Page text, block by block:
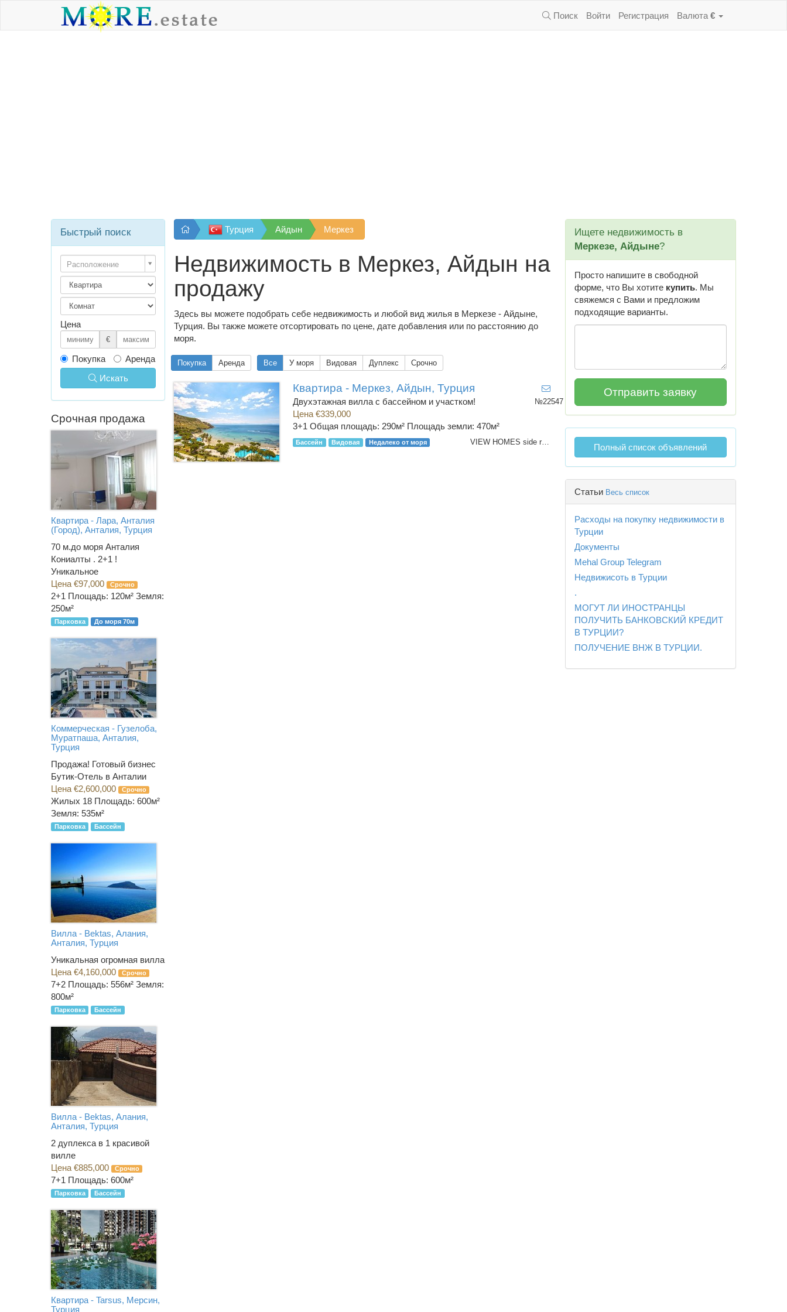
Поиск Войти Регистрация Валюта €
Турция Айдын Меркез
Недвижимость в Меркез, Айдын на
продажу
Здесь вы можете подобрать себе недвижимость и любой вид жилья в Меркезе - Айдыне,
Турция. Вы также можете отсортировать по цене, дате добавления или по расстоянию до
моря.
Покупка Аренда Все У моря Видовая Дуплекс Срочно
Квартира - Меркез, Айдын, Турция
Двухэтажная вилла с бассейном и участком!
Цена €339,000
3+1 Общая площадь: 290м² Площадь земли: 470м²
Бассейн Видовая Недалеко от моря VIEW HOMES side realty
№22547
Ищете недвижимость в
Меркезе, Айдыне?
Просто напишите в свободной
форме, что Вы хотите купить. Мы
свяжемся с Вами и предложим
подходящие варианты.
Полный список объявлений
Статьи Весь список
Расходы на покупку недвижимости в
Турции
Документы
Mehal Group Telegram
Недвижисоть в Турции
.
МОГУТ ЛИ ИНОСТРАНЦЫ
ПОЛУЧИТЬ БАНКОВСКИЙ КРЕДИТ
В ТУРЦИИ?
ПОЛУЧЕНИЕ ВНЖ В ТУРЦИИ.
Быстрый поиск
Расположение
Цена
€
Покупка
Аренда
Искать
Срочная продажа
Квартира - Лара, Анталия
(Город), Анталия, Турция
70 м.до моря Анталия
Кониалты . 2+1 !
Уникальное
Цена €97,000
Срочно
2+1 Площадь: 120м² Земля:
250м²
Парковка До моря 70м
Коммерческая - Гузелоба,
Муратпаша, Анталия,
Турция
Продажа! Готовый бизнес
Бутик-Отель в Анталии
Цена €2,600,000
Срочно
Жилых 18 Площадь: 600м²
Земля: 535м²
Парковка Бассейн
Вилла - Bektas, Алания,
Анталия, Турция
Уникальная огромная вилла
Цена €4,160,000
Срочно
7+2 Площадь: 556м² Земля:
800м²
Парковка Бассейн
Вилла - Bektas, Алания,
Анталия, Турция
2 дуплекса в 1 красивой
вилле
Цена €885,000
Срочно
7+1 Площадь: 600м²
Парковка Бассейн
Квартира - Tarsus, Мерсин,
Турция